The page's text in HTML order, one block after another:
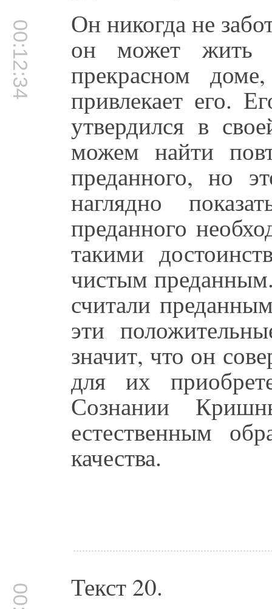
00:12:34 Он никогда не
он может жить
прекрасном
привлекает его.
утвердился в
можем найти
преданного, но
наглядно
преданного
такими
чистым
считали
эти
значит, что он
для их
Сознании
естественным
качества.
Текст 20.